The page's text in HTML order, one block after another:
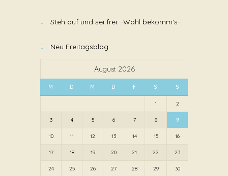
Steh auf und sei frei: -Wohl bekomm`s-
Neu Freitagsblog
August 2026
M D M D F S S
1 2
3 4 5 6 7 8 9
10 11 12 13 14 15 16
17 18 19 20 21 22 23
24 25 26 27 28 29 30